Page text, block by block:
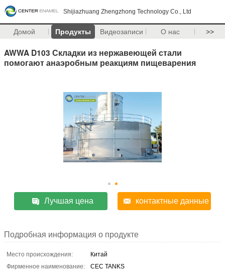
Shijiazhuang Zhengzhong Technology Co., Ltd
Домой Продукты Видеозаписи О нас >>
AWWA D103 Складки из нержавеющей стали
помогают анаэробным реакциям пищеварения
Лучшая цена контактные данные
Подробная информация о продукте
Место происхождения:
Китай
Фирменное наименование:
CEC TANKS